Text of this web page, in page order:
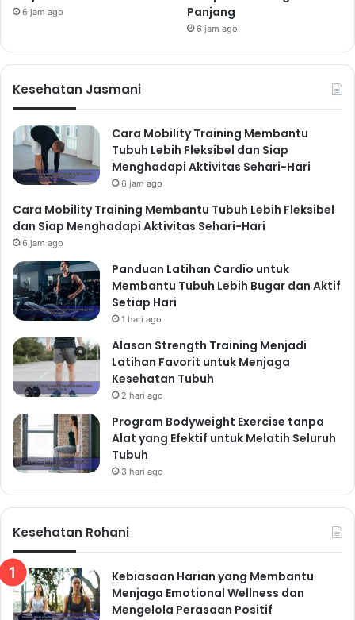
6 jam ago
Panjang
6 jam ago
Kesehatan Jasmani
Cara Mobility Training Membantu
Tubuh Lebih Fleksibel dan Siap
Menghadapi Aktivitas Sehari-Hari
6 jam ago
Cara Mobility Training Membantu Tubuh Lebih Fleksibel
dan Siap Menghadapi Aktivitas Sehari-Hari
6 jam ago
Panduan Latihan Cardio untuk
Membantu Tubuh Lebih Bugar dan Aktif
Setiap Hari
1 hari ago
Alasan Strength Training Menjadi
Latihan Favorit untuk Menjaga
Kesehatan Tubuh
2 hari ago
Program Bodyweight Exercise tanpa
Alat yang Efektif untuk Melatih Seluruh
Tubuh
3 hari ago
Kesehatan Rohani
Kebiasaan Harian yang Membantu
Menjaga Emotional Wellness dan
Mengelola Perasaan Positif